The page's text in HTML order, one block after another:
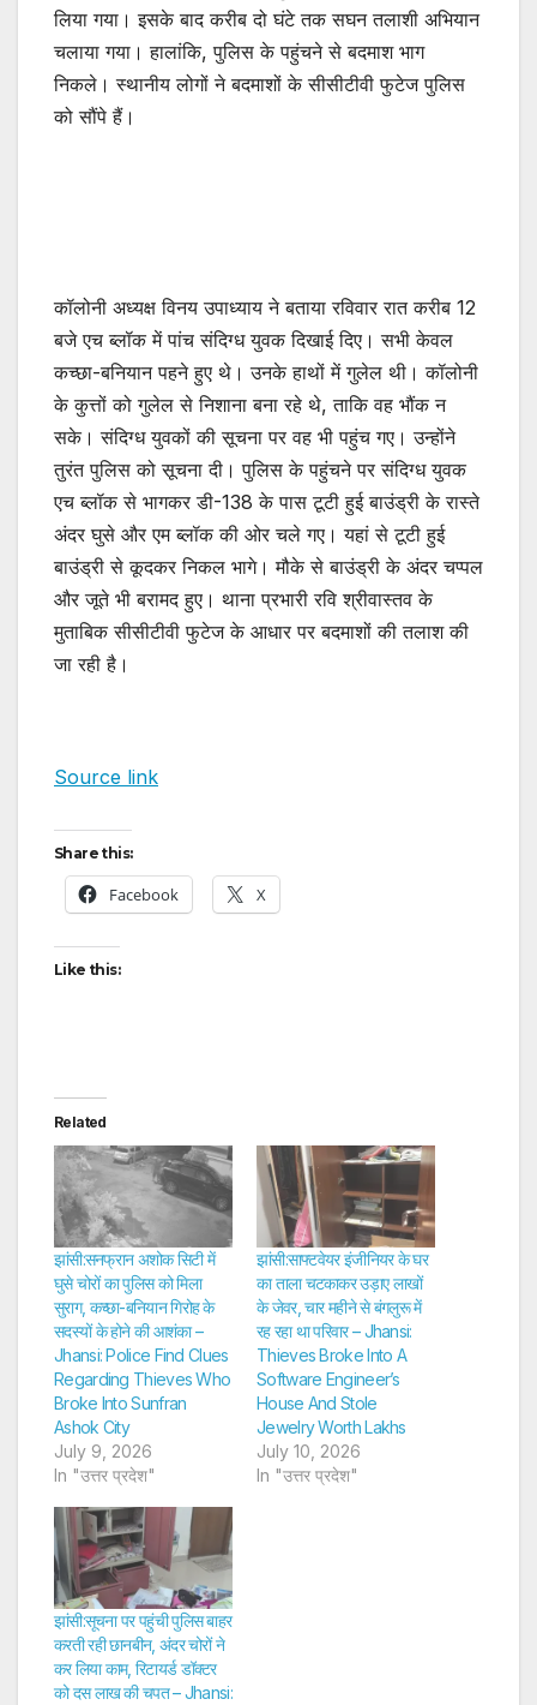
लिया गया। इसके बाद करीब दो घंटे तक सघन तलाशी अभियान
चलाया गया। हालांकि, पुलिस के पहुंचने से बदमाश भाग
निकले। स्थानीय लोगों ने बदमाशों के सीसीटीवी फुटेज पुलिस
को सौंपे हैं।
कॉलोनी अध्यक्ष विनय उपाध्याय ने बताया रविवार रात करीब 12
बजे एच ब्लॉक में पांच संदिग्ध युवक दिखाई दिए। सभी केवल
कच्छा-बनियान पहने हुए थे। उनके हाथों में गुलेल थी। कॉलोनी
के कुत्तों को गुलेल से निशाना बना रहे थे, ताकि वह भौंक न
सके। संदिग्ध युवकों की सूचना पर वह भी पहुंच गए। उन्होंने
तुरंत पुलिस को सूचना दी। पुलिस के पहुंचने पर संदिग्ध युवक
एच ब्लॉक से भागकर डी-138 के पास टूटी हुई बाउंड्री के रास्ते
अंदर घुसे और एम ब्लॉक की ओर चले गए। यहां से टूटी हुई
बाउंड्री से कूदकर निकल भागे। मौके से बाउंड्री के अंदर चप्पल
और जूते भी बरामद हुए। थाना प्रभारी रवि श्रीवास्तव के
मुताबिक सीसीटीवी फुटेज के आधार पर बदमाशों की तलाश की
जा रही है।
Source link
Share this:
Facebook X
Like this:
Related
झांसी:सनफ्रान अशोक सिटी में
घुसे चोरों का पुलिस को मिला
सुराग, कच्छा-बनियान गिरोह के
सदस्यों के होने की आशंका –
Jhansi: Police Find Clues
Regarding Thieves Who
Broke Into Sunfran
Ashok City
July 9, 2026
In "उत्तर प्रदेश"
झांसी:साफ्टवेयर इंजीनियर के घर
का ताला चटकाकर उड़ाए लाखों
के जेवर, चार महीने से बंगलुरू में
रह रहा था परिवार – Jhansi:
Thieves Broke Into A
Software Engineer’s
House And Stole
Jewelry Worth Lakhs
July 10, 2026
In "उत्तर प्रदेश"
झांसी:सूचना पर पहुंची पुलिस बाहर
करती रही छानबीन, अंदर चोरों ने
कर लिया काम, रिटायर्ड डॉक्टर
को दस लाख की चपत – Jhansi: